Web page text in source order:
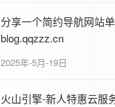
分享一个简约导航网站
blog.qqzzz.cn
2025年-5月-19日
火山引擎-新人特惠云服